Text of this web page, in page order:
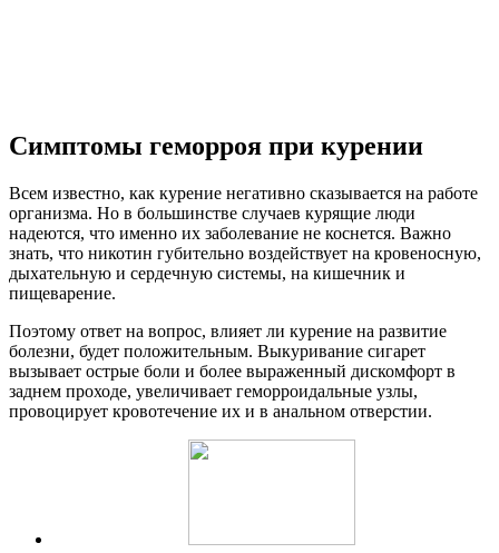
Симптомы геморроя при курении
Всем известно, как курение негативно сказывается на работе
организма. Но в большинстве случаев курящие люди
надеются, что именно их заболевание не коснется. Важно
знать, что никотин губительно воздействует на кровеносную,
дыхательную и сердечную системы, на кишечник и
пищеварение.
Поэтому ответ на вопрос, влияет ли курение на развитие
болезни, будет положительным. Выкуривание сигарет
вызывает острые боли и более выраженный дискомфорт в
заднем проходе, увеличивает геморроидальные узлы,
провоцирует кровотечение их и в анальном отверстии.